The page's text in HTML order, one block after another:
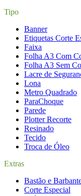
Tipo
Banner
Etiquetas Corte
Faixa
Folha A3 Com
Folha A3 Sem
Lacre de
Lona
Metro Quadrado
ParaChoque
Parede
Plotter Recorte
Resinado
Tecido
Troca de Óleo
Extras
Bastão e
Corte Especial